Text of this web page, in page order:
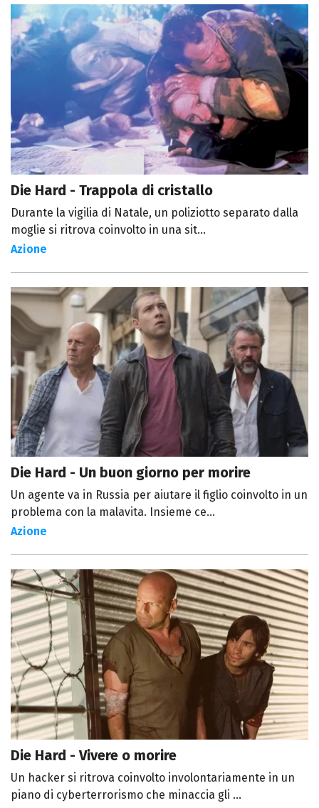
Die Hard - Trappola di cristallo
Durante la vigilia di Natale, un poliziotto separato dalla
moglie si ritrova coinvolto in una sit...
Azione
Die Hard - Un buon giorno per morire
Un agente va in Russia per aiutare il figlio coinvolto in un
problema con la malavita. Insieme ce...
Azione
Die Hard - Vivere o morire
Un hacker si ritrova coinvolto involontariamente in un
piano di cyberterrorismo che minaccia gli ...